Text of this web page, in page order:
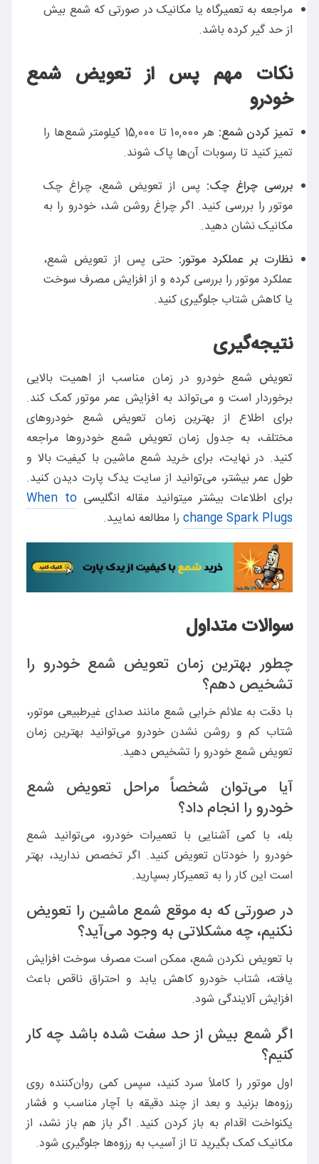
مراجعه به تعمیرگاه یا مکانیک در صورتی که شمع بیش
از حد گیر کرده باشد.
نکات مهم پس از تعویض شمع
خودرو
تمیز کردن شمع:
هر 10,000 تا 15,000 کیلومتر شمع‌ها را
تمیز کنید تا رسوبات آن‌ها پاک شوند.
بررسی چراغ چک: پس از تعویض شمع، چراغ چک
موتور را بررسی کنید. اگر چراغ روشن شد، خودرو را به
مکانیک نشان دهید.
نظارت بر عملکرد موتور: حتی پس از تعویض شمع،
عملکرد موتور را بررسی کرده و از افزایش مصرف سوخت
یا کاهش شتاب جلوگیری کنید.
نتیجه‌گیری
تعویض شمع خودرو در زمان مناسب از اهمیت بالایی
برخوردار است و می‌تواند به افزایش عمر موتور کمک کند.
برای اطلاع از بهترین زمان تعویض شمع خودروهای
مختلف، به جدول زمان تعویض شمع خودروها مراجعه
کنید. در نهایت، برای خرید شمع ماشین با کیفیت بالا و
طول عمر بیشتر، می‌توانید از سایت یدک پارت دیدن کنید.
برای اطلاعات بیشتر میتوانید مقاله انگلیسی When to
change Spark Plugs را مطالعه نمایید.
سوالات متداول
چطور بهترین زمان تعویض شمع خودرو را
تشخیص دهم؟
با دقت به علائم خرابی شمع مانند صدای غیرطبیعی موتور،
شتاب کم و روشن نشدن خودرو می‌توانید بهترین زمان
تعویض شمع خودرو را تشخیص دهید.
آیا می‌توان شخصاً مراحل تعویض شمع
خودرو را انجام داد؟
بله، با کمی آشنایی با تعمیرات خودرو، می‌توانید شمع
خودرو را خودتان تعویض کنید. اگر تخصص ندارید، بهتر
است این کار را به تعمیرکار بسپارید.
در صورتی که به موقع شمع ماشین را تعویض
نکنیم، چه مشکلاتی به وجود می‌آید؟
با تعویض نکردن شمع، ممکن است مصرف سوخت افزایش
یافته، شتاب خودرو کاهش یابد و احتراق ناقص باعث
افزایش آلایندگی شود.
اگر شمع بیش از حد سفت شده باشد چه کار
کنیم؟
اول موتور را کاملاً سرد کنید، سپس کمی روان‌کننده روی
رزوه‌ها بزنید و بعد از چند دقیقه با آچار مناسب و فشار
یکنواخت اقدام به باز کردن کنید. اگر باز هم باز نشد، از
مکانیک کمک بگیرید تا از آسیب به رزوه‌ها جلوگیری شود.